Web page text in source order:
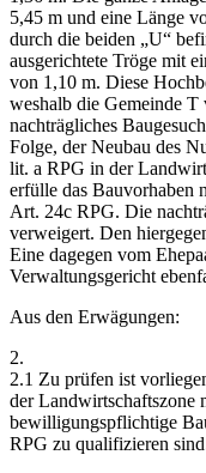
5,45 m und eine Länge
durch die beiden „U“
ausgerichtete Tröge mit
von 1,10 m. Diese
weshalb die Gemeinde T
nachträgliches
Folge, der Neubau des
lit. a RPG in der
erfülle das Bauvorhaben
Art. 24c RPG. Die
verweigert. Den
Eine dagegen vom
Verwaltungsgericht
Aus den Erwägungen:
2.
2.1 Zu prüfen ist
der Landwirtschaftszone
bewilligungspflichtige
RPG zu qualifizieren